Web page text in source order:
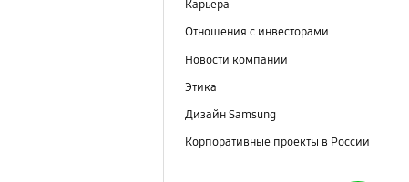
Карьера
Отношения с инвесторами
Новости компании
Этика
Дизайн Samsung
Корпоративные проекты в России